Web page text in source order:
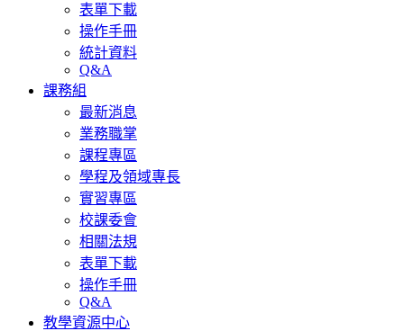
表單下載
操作手冊
統計資料
Q&A
課務組
最新消息
業務職掌
課程專區
學程及領域專長
實習專區
校課委會
相關法規
表單下載
操作手冊
Q&A
教學資源中心